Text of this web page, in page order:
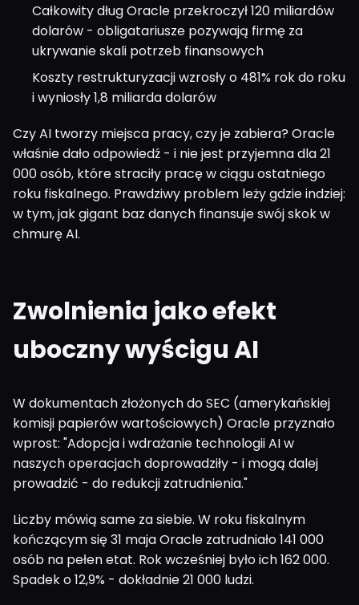
Całkowity dług Oracle przekroczył 120 miliardów
dolarów - obligatariusze pozywają firmę za
ukrywanie skali potrzeb finansowych
Koszty restrukturyzacji wzrosły o 481% rok do roku
i wyniosły 1,8 miliarda dolarów
Czy AI tworzy miejsca pracy, czy je zabiera? Oracle
właśnie dało odpowiedź - i nie jest przyjemna dla 21
000 osób, które straciły pracę w ciągu ostatniego
roku fiskalnego. Prawdziwy problem leży gdzie indziej:
w tym, jak gigant baz danych finansuje swój skok w
chmurę AI.
Zwolnienia jako efekt
uboczny wyścigu AI
W dokumentach złożonych do SEC (amerykańskiej
komisji papierów wartościowych) Oracle przyznało
wprost: "Adopcja i wdrażanie technologii AI w
naszych operacjach doprowadziły - i mogą dalej
prowadzić - do redukcji zatrudnienia."
Liczby mówią same za siebie. W roku fiskalnym
kończącym się 31 maja Oracle zatrudniało 141 000
osób na pełen etat. Rok wcześniej było ich 162 000.
Spadek o 12,9% - dokładnie 21 000 ludzi.